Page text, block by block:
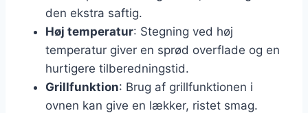
den ekstra saftig.
Høj temperatur: Stegning ved høj
temperatur giver en sprød overflade og en
hurtigere tilberedningstid.
Grillfunktion: Brug af grillfunktionen i
ovnen kan give en lækker, ristet smag.